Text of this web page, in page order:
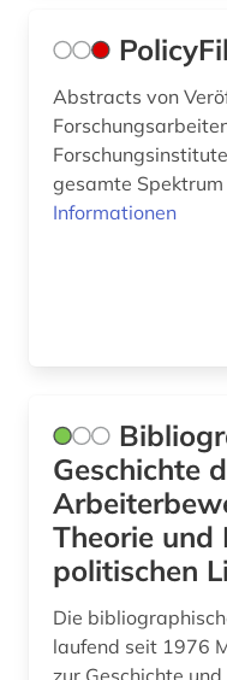
fachinformationsdienst lateinamerika, karibik
faksimile (2)
feminismus (1)
fid asien (8)
fid romanistik (1)
fid-asien (1)
film (1)
finanzpolitik (1)
Schweden (1)
Schweiz (1)
Suedamerika (6)
Suedasien (1)
Suedostasien (3)
Thueringen (2)
Abstracts von
gesamte
Informationen
Geschichte
Theorie und
politischen
Die
laufend seit 1976